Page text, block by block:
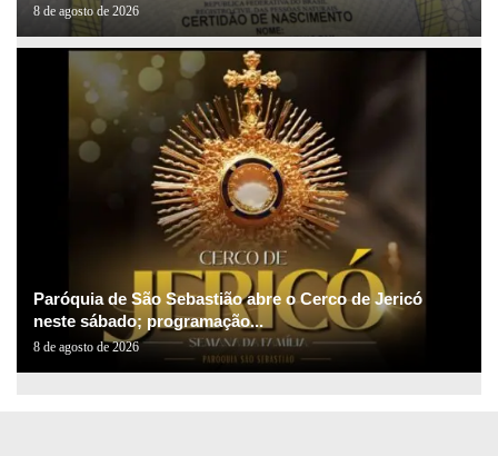
8 de agosto de 2026
Paróquia de São Sebastião abre o Cerco de Jericó
neste sábado; programação...
8 de agosto de 2026